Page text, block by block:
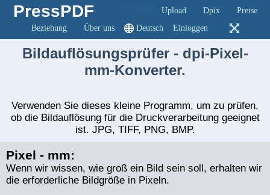
PressPDF Upload Dpix
Preise
Beziehung
Über uns Deutsch Einloggen
Bildauflösungsprüfer - dpi-Pixel-
mm-Konverter.
Verwenden Sie dieses kleine Programm, um zu prüfen,
ob die Bildauflösung für die Druckverarbeitung geeignet
ist. JPG, TIFF, PNG, BMP.
Pixel - mm:
Wenn wir wissen, wie groß ein Bild sein soll, erhalten wir
die erforderliche Bildgröße in Pixeln.